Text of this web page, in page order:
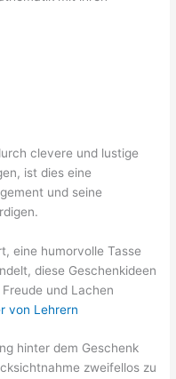
clevere und lustige
ist dies eine
und seine
eine humorvolle Tasse
diese Geschenkideen
und Lachen
von Lehrern
hinter dem Geschenk
zweifellos zu